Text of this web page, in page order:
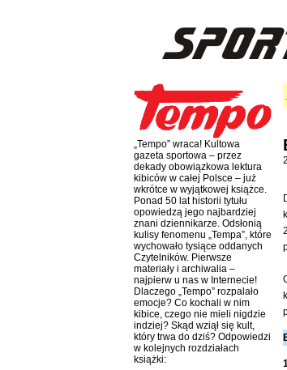
„Tempo” wraca! Kultowa
gazeta sportowa – przez
dekady obowiązkowa lektura
kibiców w całej Polsce – już
wkrótce w wyjątkowej książce.
Ponad 50 lat historii tytułu
opowiedzą jego najbardziej
znani dziennikarze. Odsłonią
kulisy fenomenu „Tempa”, które
wychowało tysiące oddanych
Czytelników. Pierwsze
materiały i archiwalia –
najpierw u nas w Internecie!
Dlaczego „Tempo” rozpalało
emocje? Co kochali w nim
kibice, czego nie mieli nigdzie
indziej? Skąd wziął się kult,
który trwa do dziś? Odpowiedzi
w kolejnych rozdziałach
książki: